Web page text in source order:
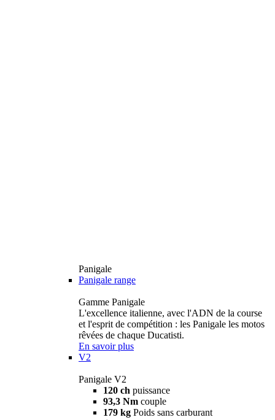
Panigale
Panigale range
Gamme Panigale
L'excellence italienne, avec l'ADN de la course
et l'esprit de compétition : les Panigale les motos
rêvées de chaque Ducatisti.
En savoir plus
V2
Panigale V2
120 ch puissance
93,3 Nm couple
179 kg Poids sans carburant